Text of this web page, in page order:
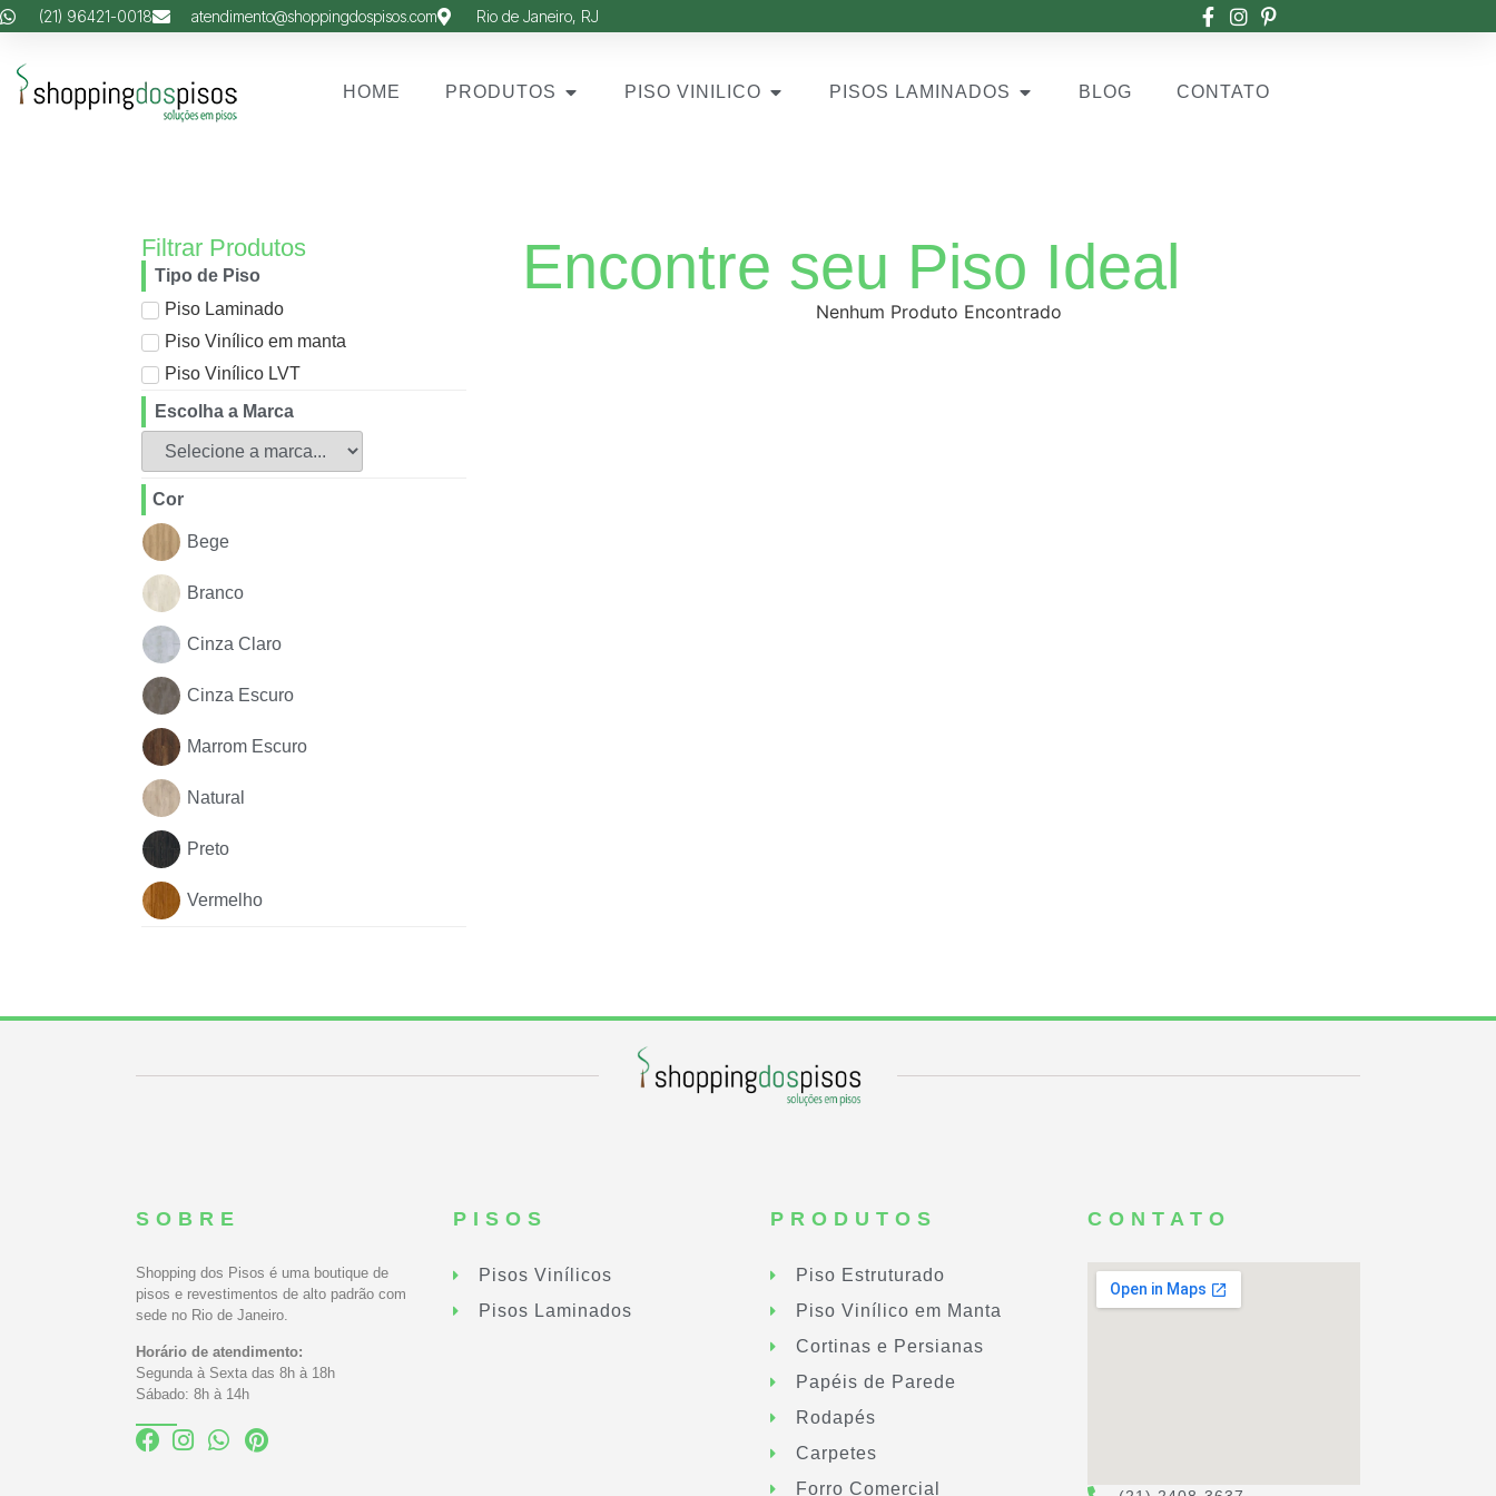
(21) 96421-0018 atendimento@shoppingdospisos.com Rio de Janeiro, RJ
HOME PRODUTOS PISO VINILICO PISOS LAMINADOS BLOG CONTATO
Filtrar Produtos
Tipo de Piso
Piso Laminado
Piso Vinílico em manta
Piso Vinílico LVT
Escolha a Marca
Cor
Bege
Branco
Cinza Claro
Cinza Escuro
Marrom Escuro
Natural
Preto
Vermelho
Encontre seu Piso Ideal
Nenhum Produto Encontrado
SOBRE
Shopping dos Pisos é uma boutique de
pisos e revestimentos de alto padrão com
sede no Rio de Janeiro.
Horário de atendimento:
Segunda à Sexta das 8h à 18h
Sábado: 8h à 14h
PISOS
Pisos Vinílicos
Pisos Laminados
PRODUTOS
Piso Estruturado
Piso Vinílico em Manta
Cortinas e Persianas
Papéis de Parede
Rodapés
Carpetes
Forro Comercial
CONTATO